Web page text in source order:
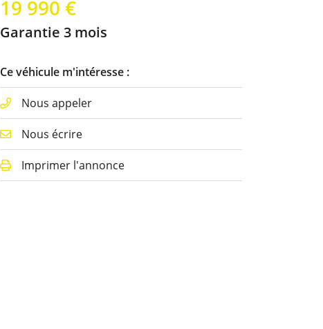
19 990 €
Garantie 3 mois
Ce véhicule m'intéresse :
Nous appeler
Nous écrire
Imprimer l'annonce